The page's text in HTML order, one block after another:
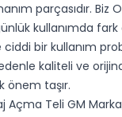
parçasıdır. Biz
kullanımda fark
bir kullanım
kaliteli ve
önem taşır.
Açma Teli GM